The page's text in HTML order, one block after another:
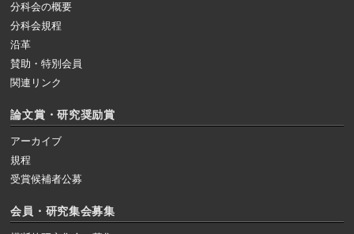
分科会の概要
分科会規程
沿革
賛助・特別会員
関連リンク
論文賞・研究奨励賞
アーカイブ
規程
受賞候補者公募
会員・研究集会募集